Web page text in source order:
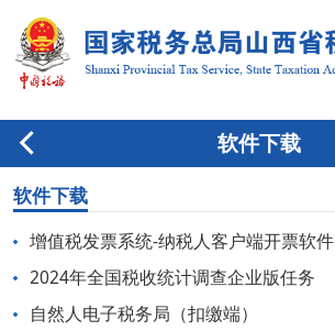
软件下载
软件下载
增值税发票系统-纳税人客户端开票软件
2024年全国税收统计调查企业版任务
自然人电子税务局（扣缴端）